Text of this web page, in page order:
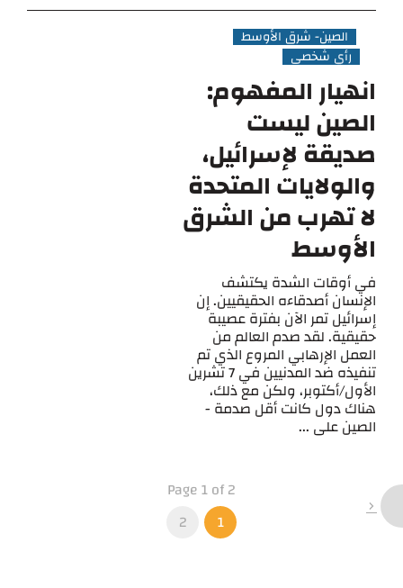
الصين- شرق الأوسط
رأي شخصي
انهيار المفهوم:
الصين ليست
صديقة لإسرائيل،
والولايات المتحدة
لا تهرب من الشرق
الأوسط
في أوقات الشدة يكتشف
الإنسان أصدقاءه الحقيقيين. إن
إسرائيل تمر الآن بفترة عصيبة
حقيقية. لقد صدم العالم من
العمل الإرهابي المروع الذي تم
تنفيذه ضد المدنيين في 7 تشرين
الأول/أكتوبر، ولكن مع ذلك،
هناك دول كانت أقل صدمة -
الصين على ...
Page 1 of 2
1
2